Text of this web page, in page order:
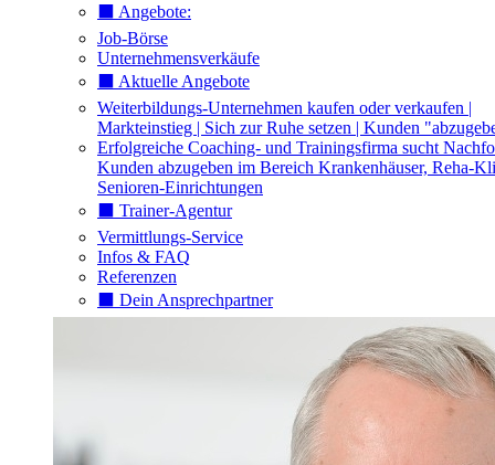
⬛️ Angebote:
Job-Börse
Unternehmensverkäufe
⬛️ Aktuelle Angebote
Weiterbildungs-Unternehmen kaufen oder verkaufen |
Markteinstieg | Sich zur Ruhe setzen | Kunden
Erfolgreiche Coaching- und Trainingsfirma sucht
Kunden abzugeben im Bereich Krankenhäuser, Reha-
Senioren-Einrichtungen
⬛️ Trainer-Agentur
Vermittlungs-Service
Infos & FAQ
Referenzen
⬛️ Dein Ansprechpartner